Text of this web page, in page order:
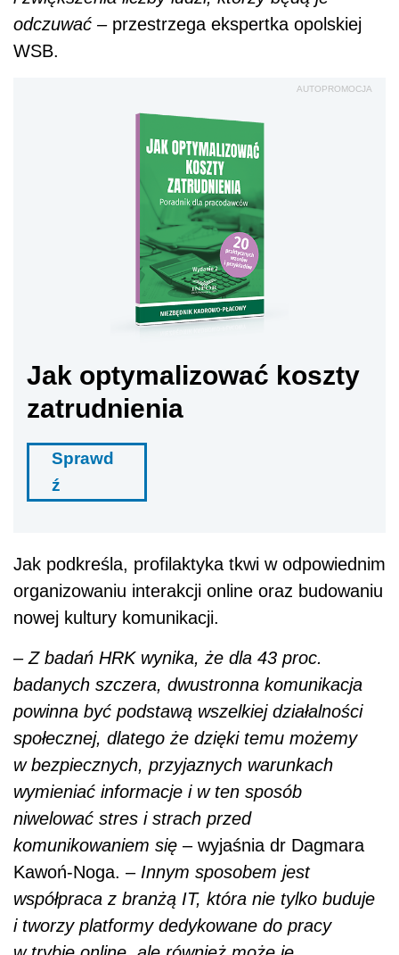
Jak optymalizować koszty
Jak podkreśla, profilaktyka tkwi w odpowiednim
nowej kultury komunikacji.
– Z badań HRK wynika, że dla 43 proc.
badanych szczera, dwustronna komunikacja
powinna być podstawą wszelkiej działalności
społecznej, dlatego że dzięki temu możemy
niwelować stres i strach przed
komunikowaniem się
– wyjaśnia dr Dagmara
Kawoń-Noga. –
Innym sposobem jest
współpraca z branżą IT, która nie tylko buduje
i tworzy platformy dedykowane do pracy
w trybie online, ale również może je
modyfikować w taki sposób, by zmniejszać
ilość stresorów.
Zobacz również:
Jak komunikować się z pracownikami w
dobie niepewności?
Jak zadbać o pracownika w czasie pandemii
COVID-19?